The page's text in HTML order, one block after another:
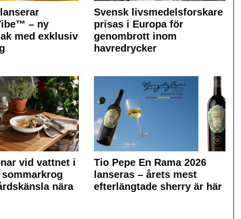
– ny
med exklusiv
Svensk livsmedelsforskare
prisas i Europa för
genombrott inom
havredrycker
vid vattnet i
sommarkrog
nära
Tio Pepe En Rama 2026
lanseras – årets mest
efterlängtade sherry är här